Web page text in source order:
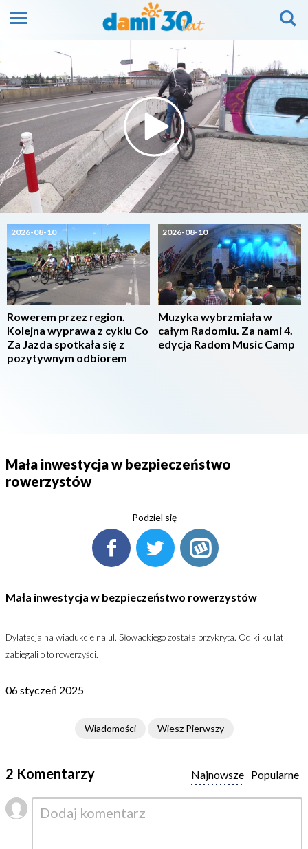
2026-08-10
Rowerem przez region.
Kolejna wyprawa z cyklu Co
Za Jazda spotkała się z
pozytywnym odbiorem
2026-08-10
Muzyka wybrzmiała w
całym Radomiu. Za nami 4.
edycja Radom Music Camp
Mała inwestycja w bezpieczeństwo
rowerzystów
Podziel się
Mała inwestycja w bezpieczeństwo rowerzystów
Dylatacja na wiadukcie na ul. Słowackiego została przykryta. Od kilku lat
zabiegali o to rowerzyści.
06 styczeń 2025
Wiadomości Wiesz Pierwszy
2 Komentarzy Popularne
Najnowsze